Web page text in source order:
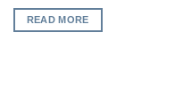
READ MORE